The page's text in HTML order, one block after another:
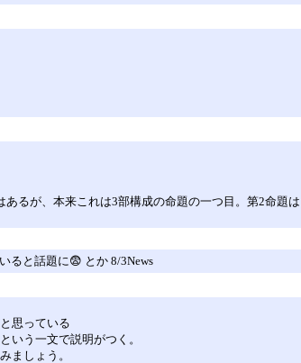
るが、本来これは3部構成の命題の一つ目。第2命題は
ると話題に😨 とか 8/3News
思っている
いう一文で説明がつく。
ましょう。